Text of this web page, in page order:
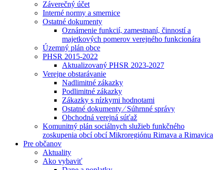
Záverečný účet
Interné normy a smernice
Ostatné dokumenty
Oznámenie funkcií, zamestnaní, činností a
majetkových pomerov verejného funkcionára
Územný plán obce
PHSR 2015-2022
Aktualizovaný PHSR 2023-2027
Verejne obstarávanie
Nadlimitné zákazky
Podlimitné zákazky
Zákazky s nízkymi hodnotami
Ostatné dokumenty ⁄ Súhrnné správy
Obchodná verejná súťaž
Komunitný plán sociálnych služieb funkčného
zoskupenia obcí obcí Mikroregiónu Rimava a Rimavica
Pre občanov
Aktuality
Ako vybaviť